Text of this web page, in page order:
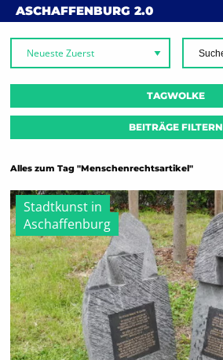
Skip to content
ASCHAFFENBURG 2.0
TAGWOLKE
BEITRÄGE FILTERN
Alles zum Tag "Menschenrechtsartikel"
Stadtkunst in
Aschaffenburg